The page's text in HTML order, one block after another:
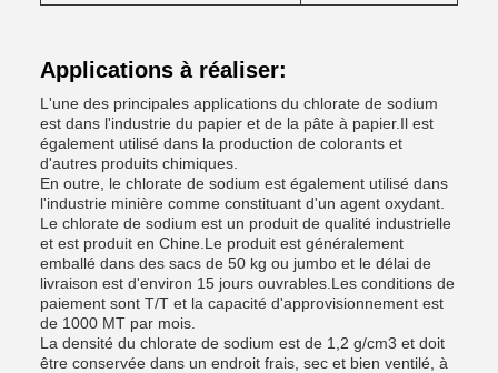
Applications à réaliser:
L'une des principales applications du chlorate de sodium
est dans l'industrie du papier et de la pâte à papier.Il est
également utilisé dans la production de colorants et
d'autres produits chimiques.
En outre, le chlorate de sodium est également utilisé dans
l'industrie minière comme constituant d'un agent oxydant.
Le chlorate de sodium est un produit de qualité industrielle
et est produit en Chine.Le produit est généralement
emballé dans des sacs de 50 kg ou jumbo et le délai de
livraison est d'environ 15 jours ouvrables.Les conditions de
paiement sont T/T et la capacité d'approvisionnement est
de 1000 MT par mois.
La densité du chlorate de sodium est de 1,2 g/cm3 et doit
être conservée dans un endroit frais, sec et bien ventilé, à